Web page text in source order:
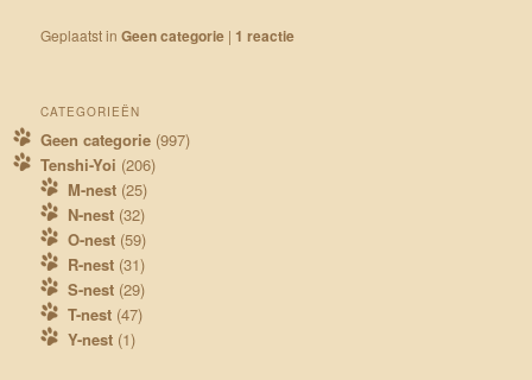
Geplaatst in Geen categorie | 1 reactie
CATEGORIEËN
Geen categorie (997)
Tenshi-Yoi (206)
M-nest(25)
N-nest(32)
O-nest(59)
R-nest(31)
S-nest(29)
T-nest(47)
Y-nest(1)